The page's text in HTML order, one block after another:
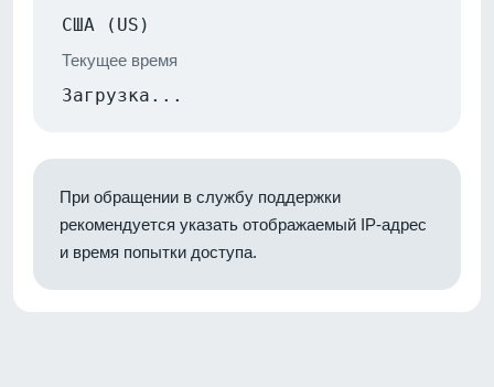
США (US)
Текущее время
Загрузка...
При обращении в службу поддержки
рекомендуется указать отображаемый IP-адрес
и время попытки доступа.